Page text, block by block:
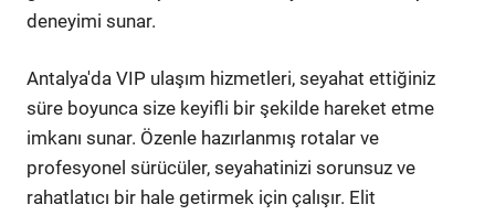
deneyimi sunar.
Antalya'da VIP ulaşım hizmetleri, seyahat ettiğiniz
süre boyunca size keyifli bir şekilde hareket etme
imkanı sunar. Özenle hazırlanmış rotalar ve
profesyonel sürücüler, seyahatinizi sorunsuz ve
rahatlatıcı bir hale getirmek için çalışır. Elit